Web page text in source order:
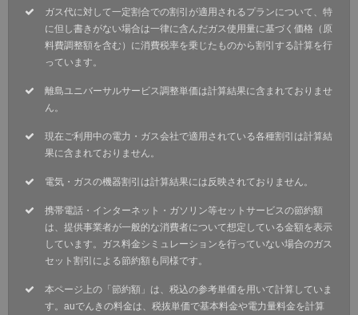
ガス代に対して一定割合での割引が適用されるプランについて、特
に但し書きがない場合は一律に含んだガス使用量に基づく価格（原
料費調整額を含む）に消費税率を乗じたものから割引する計算を行
っています。
離島ユニバーサルサービス調整単価は計算結果に含まれておりませ
ん。
現在ご利用中の電力・ガス会社で適用されている各種割引は計算結
果に含まれておりません。
電気・ガスの機器割引は計算結果には反映されておりません。
携帯電話・インターネット・ガソリン等セットサービスの節約額
は、提供事業者が一般的な消費者について想定している金額を表示
しています。ガス料金シミュレーションを行っていない場合のガス
セット割引による節約額も同様です。
本ページ上の「節約額」は、税込の参考単価を用いて計算していま
す。auでんきの料金は、税抜単価で基本料金や電力量料金を計算